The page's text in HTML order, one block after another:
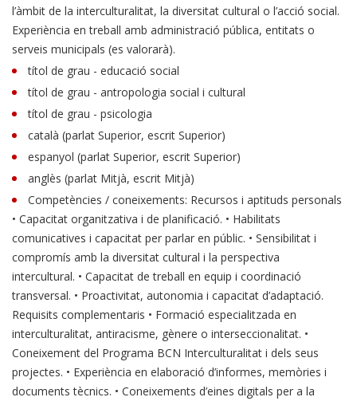
l’àmbit de la interculturalitat, la diversitat cultural o l’acció social.
Experiència en treball amb administració pública, entitats o
serveis municipals (es valorarà).
títol de grau - educació social
títol de grau - antropologia social i cultural
títol de grau - psicologia
català (parlat Superior, escrit Superior)
espanyol (parlat Superior, escrit Superior)
anglès (parlat Mitjà, escrit Mitjà)
Competències / coneixements: Recursos i aptituds personals
• Capacitat organitzativa i de planificació. • Habilitats
comunicatives i capacitat per parlar en públic. • Sensibilitat i
compromís amb la diversitat cultural i la perspectiva
intercultural. • Capacitat de treball en equip i coordinació
transversal. • Proactivitat, autonomia i capacitat d’adaptació.
Requisits complementaris • Formació especialitzada en
interculturalitat, antiracisme, gènere o interseccionalitat. •
Coneixement del Programa BCN Interculturalitat i dels seus
projectes. • Experiència en elaboració d’informes, memòries i
documents tècnics. • Coneixements d’eines digitals per a la